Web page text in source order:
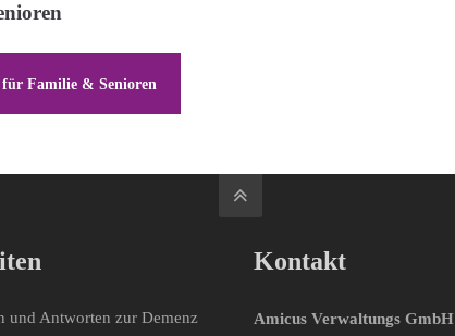
für Familie & Senioren
und Antworten zur Demenz
Kontakt
Amicus Verwaltungs GmbH